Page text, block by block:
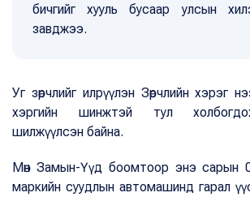
бичгийг хууль бусаар улсын
завджээ.
Уг зөрчлийг илрүүлэн Зөрчлийн хэрэг
хэргийн шинжтэй тул холбогдох
шилжүүлсэн байна.
Мөн Замын-Үүд боомтоор энэ сарын
маркийн суудлын автомашинд гарал